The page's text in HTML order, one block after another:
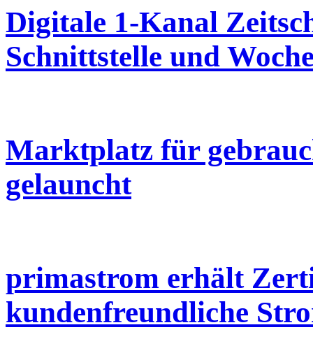
Digitale 1-Kanal
Schnittstelle und
Marktplatz für
gelauncht
primastrom erhält
kundenfreundliche